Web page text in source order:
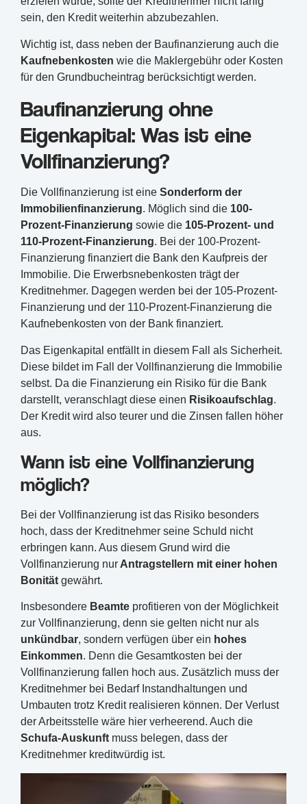
sein, den Kredit weiterhin abzubezahlen.
Wichtig ist, dass neben der Baufinanzierung auch die
Kaufnebenkosten wie die Maklergebühr oder Kosten
für den Grundbucheintrag berücksichtigt werden.
Baufinanzierung ohne
Eigenkapital: Was ist eine
Vollfinanzierung?
Die Vollfinanzierung ist eine Sonderform der
Immobilienfinanzierung. Möglich sind die 100-
Prozent-Finanzierung sowie die 105-Prozent- und
110-Prozent-Finanzierung. Bei der 100-Prozent-
Finanzierung finanziert die Bank den Kaufpreis der
Immobilie. Die Erwerbsnebenkosten trägt der
Kreditnehmer. Dagegen werden bei der 105-Prozent-
Finanzierung und der 110-Prozent-Finanzierung die
Kaufnebenkosten von der Bank finanziert.
Das Eigenkapital entfällt in diesem Fall als Sicherheit.
Diese bildet im Fall der Vollfinanzierung die Immobilie
selbst. Da die Finanzierung ein Risiko für die Bank
darstellt, veranschlagt diese einen Risikoaufschlag.
Der Kredit wird also teurer und die Zinsen fallen höher
aus.
Wann ist eine Vollfinanzierung
möglich?
Bei der Vollfinanzierung ist das Risiko besonders
hoch, dass der Kreditnehmer seine Schuld nicht
erbringen kann. Aus diesem Grund wird die
Vollfinanzierung nur Antragstellern mit einer hohen
Bonität gewährt.
Insbesondere Beamte profitieren von der Möglichkeit
zur Vollfinanzierung, denn sie gelten nicht nur als
unkündbar, sondern verfügen über ein hohes
Einkommen. Denn die Gesamtkosten bei der
Vollfinanzierung fallen hoch aus. Zusätzlich muss der
Kreditnehmer bei Bedarf Instandhaltungen und
Umbauten trotz Kredit realisieren können. Der Verlust
der Arbeitsstelle wäre hier verheerend. Auch die
Schufa-Auskunft muss belegen, dass der
Kreditnehmer kreditwürdig ist.